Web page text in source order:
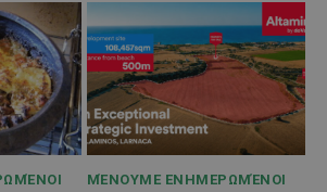
ΜΈΝΟΥΜΕ ΕΝΗΜΕΡΩΜΈΝΟΙ